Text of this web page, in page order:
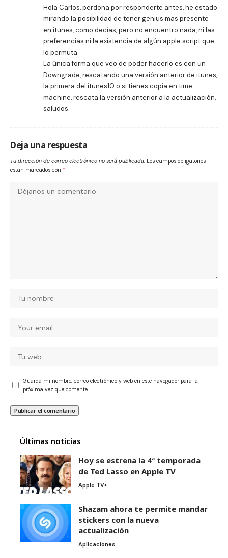
Hola Carlos, perdona por responderte antes, he estado
mirando la posibilidad de tener genius mas presente
en itunes, como decías, pero no encuentro nada, ni las
preferencias ni la existencia de algún apple script que
lo permuta.
La única forma que veo de poder hacerlo es con un
Downgrade, rescatando una versión anterior de itunes,
la primera del itunes10 o si tienes copia en time
machine, rescata la versión anterior a la actualización,
saludos.
Deja una respuesta
Tu dirección de correo electrónico no será publicada. Los campos obligatorios
están marcados con *
Guarda mi nombre, correo electrónico y web en este navegador para la
próxima vez que comente.
Últimas noticias
Hoy se estrena la 4ª temporada
de Ted Lasso en Apple TV
Apple TV+
Shazam ahora te permite mandar
stickers con la nueva
actualización
Aplicaciones